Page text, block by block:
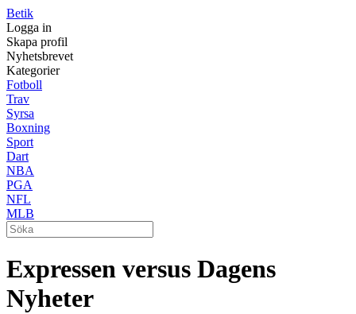
Betik
Logga in
Skapa profil
Nyhetsbrevet
Kategorier
Fotboll
Trav
Syrsa
Boxning
Sport
Dart
NBA
PGA
NFL
MLB
Expressen versus Dagens
Nyheter